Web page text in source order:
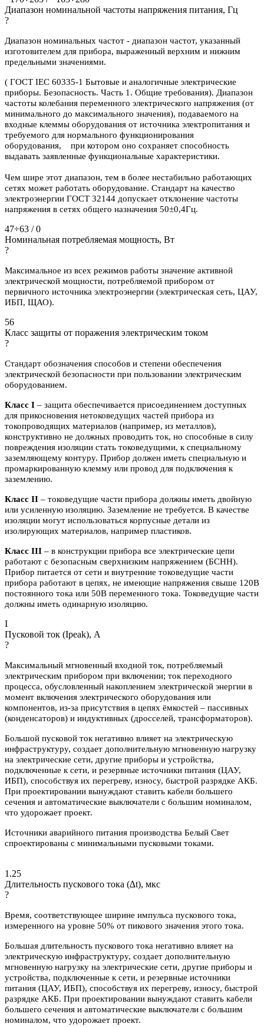
Диапазон номинальной частоты напряжения питания, Гц
?
Диапазон номинальных частот - диапазон частот, указанный
изготовителем для прибора, выраженный верхним и нижним
предельными значениями.
( ГОСТ IEC 60335-1 Бытовые и аналогичные электрические
приборы. Безопасность. Часть 1. Общие требования). Диапазон
частоты колебания переменного электрического напряжения (от
минимального до максимального значения), подаваемого на
входные клеммы оборудования от источника электропитания и
требуемого для нормального функционирования
оборудования, при котором оно сохраняет способность
выдавать заявленные функциональные характеристики.
Чем шире этот диапазон, тем в более нестабильно работающих
сетях может работать оборудование. Стандарт на качество
электроэнергии ГОСТ 32144 допускает отклонение частоты
напряжения в сетях общего назначения 50±0,4Гц.
47÷63 / 0
Номинальная потребляемая мощность, Вт
?
Максимальное из всех режимов работы значение активной
электрической мощности, потребляемой прибором от
первичного источника электроэнергии (электрическая сеть, ЦАУ,
ИБП, ЩАО).
56
Класс защиты от поражения электрическим током
?
Стандарт обозначения способов и степени обеспечения
электрической безопасности при пользовании электрическим
оборудованием.
Класс I – защита обеспечивается присоединением доступных
для прикосновения нетоковедущих частей прибора из
токопроводящих материалов (например, из металлов),
конструктивно не должных проводить ток, но способные в силу
повреждения изоляции стать токоведущими, к специальному
заземляющему контуру. Прибор должен иметь специальную и
промаркированную клемму или провод для подключения к
заземлению.
Класс II – токоведущие части прибора должны иметь двойную
или усиленную изоляцию. Заземление не требуется. В качестве
изоляции могут использоваться корпусные детали из
изолирующих материалов, например пластиков.
Класс III – в конструкции прибора все электрические цепи
работают с безопасным сверхнизким напряжением (БСНН).
Прибор питается от сети и внутренние токоведущие части
прибора работают в цепях, не имеющие напряжения свыше 120В
постоянного тока или 50В переменного тока. Токоведущие части
должны иметь одинарную изоляцию.
I
Пусковой ток (Ipeak), A
?
Максимальный мгновенный входной ток, потребляемый
электрическим прибором при включении; ток переходного
процесса, обусловленный накоплением электрической энергии в
момент включения электрического оборудования или
компонентов, из-за присутствия в цепях ёмкостей – пассивных
(конденсаторов) и индуктивных (дросселей, трансформаторов).
Большой пусковой ток негативно влияет на электрическую
инфраструктуру, создает дополнительную мгновенную нагрузку
на электрические сети, другие приборы и устройства,
подключенные к сети, и резервные источники питания (ЦАУ,
ИБП), способствуя их перегреву, износу, быстрой разрядке АКБ.
При проектировании вынуждают ставить кабели большего
сечения и автоматические выключатели с большим номиналом,
что удорожает проект.
Источники аварийного питания производства Белый Свет
спроектированы с минимальными пусковыми токами.
1.25
Длительность пускового тока (∆t), мкс
?
Время, соответствующее ширине импульса пускового тока,
измеренного на уровне 50% от пикового значения этого тока.
Большая длительность пускового тока негативно влияет на
электрическую инфраструктуру, создает дополнительную
мгновенную нагрузку на электрические сети, другие приборы и
устройства, подключенные к сети, и резервные источники
питания (ЦАУ, ИБП), способствуя их перегреву, износу, быстрой
разрядке АКБ. При проектировании вынуждают ставить кабели
большего сечения и автоматические выключатели с большим
номиналом, что удорожает проект.